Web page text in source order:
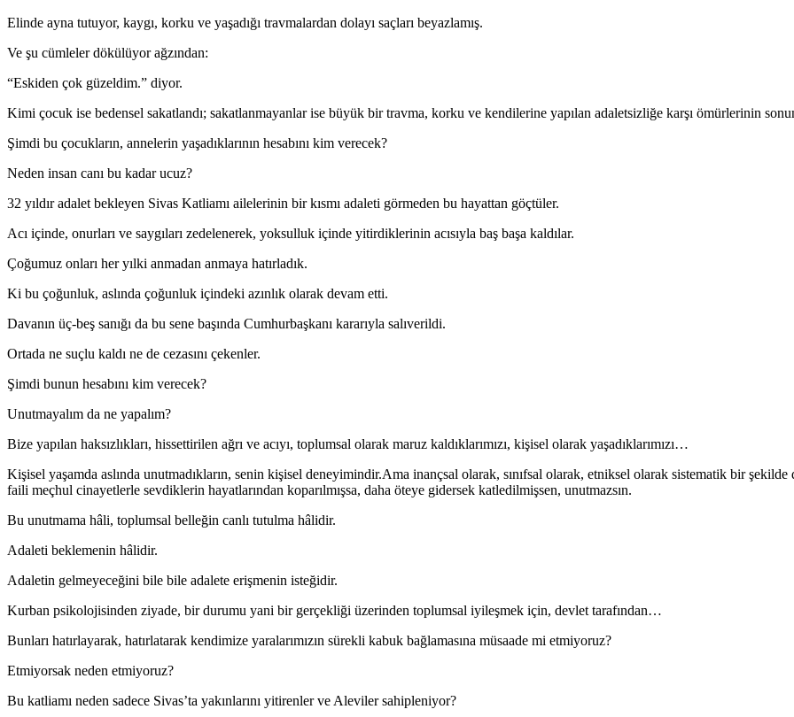
Elinde ayna tutuyor, kaygı, korku ve yaşadığı travmalardan dolayı saçları beyazlamış.
Ve şu cümleler dökülüyor ağzından:
“Eskiden çok güzeldim.” diyor.
Kimi çocuk ise bedensel sakatlandı; sakatlanmayanlar ise büyük bir travma, korku ve kendilerine yapılan adaletsizliğe karşı ömürlerinin
Şimdi bu çocukların, annelerin yaşadıklarının hesabını kim verecek?
Neden insan canı bu kadar ucuz?
32 yıldır adalet bekleyen Sivas Katliamı ailelerinin bir kısmı adaleti görmeden bu hayattan göçtüler.
Acı içinde, onurları ve saygıları zedelenerek, yoksulluk içinde yitirdiklerinin acısıyla baş başa kaldılar.
Çoğumuz onları her yılki anmadan anmaya hatırladık.
Ki bu çoğunluk, aslında çoğunluk içindeki azınlık olarak devam etti.
Davanın üç-beş sanığı da bu sene başında Cumhurbaşkanı kararıyla salıverildi.
Ortada ne suçlu kaldı ne de cezasını çekenler.
Şimdi bunun hesabını kim verecek?
Unutmayalım da ne yapalım?
Bize yapılan haksızlıkları, hissettirilen ağrı ve acıyı, toplumsal olarak maruz kaldıklarımızı, kişisel olarak yaşadıklarımızı…
Kişisel yaşamda aslında unutmadıkların, senin kişisel deneyimindir.Ama inançsal olarak, sınıfsal olarak, etniksel olarak sistematik bir şekilde
faili meçhul cinayetlerle sevdiklerin hayatlarından koparılmışsa, daha öteye gidersek katledilmişsen, unutmazsın.
Bu unutmama hâli, toplumsal belleğin canlı tutulma hâlidir.
Adaleti beklemenin hâlidir.
Adaletin gelmeyeceğini bile bile adalete erişmenin isteğidir.
Kurban psikolojisinden ziyade, bir durumu yani bir gerçekliği üzerinden toplumsal iyileşmek için, devlet tarafından…
Bunları hatırlayarak, hatırlatarak kendimize yaralarımızın sürekli kabuk bağlamasına müsaade mi etmiyoruz?
Etmiyorsak neden etmiyoruz?
Bu katliamı neden sadece Sivas’ta yakınlarını yitirenler ve Aleviler sahipleniyor?